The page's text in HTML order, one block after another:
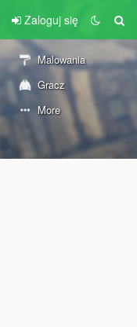
Zaloguj się
Malowania
Gracz
More